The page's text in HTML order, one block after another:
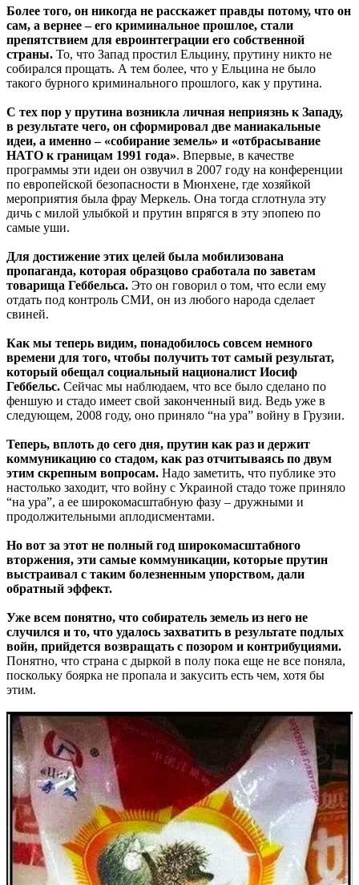
Более того, он никогда не расскажет правды потому, что он
сам, а вернее – его криминальное прошлое, стали
препятствием для евроинтеграции его собственной
страны. То, что Запад простил Ельцину, прутину никто не
собирался прощать. А тем более, что у Ельцина не было
такого бурного криминального прошлого, как у прутина.
С тех пор у прутина возникла личная неприязнь к Западу,
в результате чего, он сформировал две маниакальные
идеи, а именно – «собирание земель» и «отбрасывание
НАТО к границам 1991 года». Впервые, в качестве
программы эти идеи он озвучил в 2007 году на конференции
по европейской безопасности в Мюнхене, где хозяйкой
мероприятия была фрау Меркель. Она тогда сглотнула эту
дичь с милой улыбкой и прутин впрягся в эту эпопею по
самые уши.
Для достижение этих целей была мобилизована
пропаганда, которая образцово сработала по заветам
товарища Геббельса. Это он говорил о том, что если ему
отдать под контроль СМИ, он из любого народа сделает
свиней.
Как мы теперь видим, понадобилось совсем немного
времени для того, чтобы получить тот самый результат,
который обещал социальный националист Иосиф
Геббельс. Сейчас мы наблюдаем, что все было сделано по
феншую и стадо имеет свой законченный вид. Ведь уже в
следующем, 2008 году, оно приняло “на ура” войну в Грузии.
Теперь, вплоть до сего дня, прутин как раз и держит
коммуникацию со стадом, как раз отчитываясь по двум
этим скрепным вопросам. Надо заметить, что публике это
настолько заходит, что войну с Украиной стадо тоже приняло
“на ура”, а ее широкомасштабную фазу – дружными и
продолжительными аплодисментами.
Но вот за этот не полный год широкомасштабного
вторжения, эти самые коммуникации, которые прутин
выстраивал с таким болезненным упорством, дали
обратный эффект.
Уже всем понятно, что собиратель земель из него не
случился и то, что удалось захватить в результате подлых
войн, прийдется возвращать с позором и контрибуциями.
Понятно, что страна с дыркой в полу пока еще не все поняла,
поскольку боярка не пропала и закусить есть чем, хотя бы
этим.